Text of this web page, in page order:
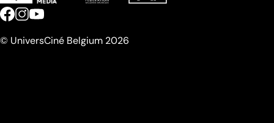
© UniversCiné Belgium 2026